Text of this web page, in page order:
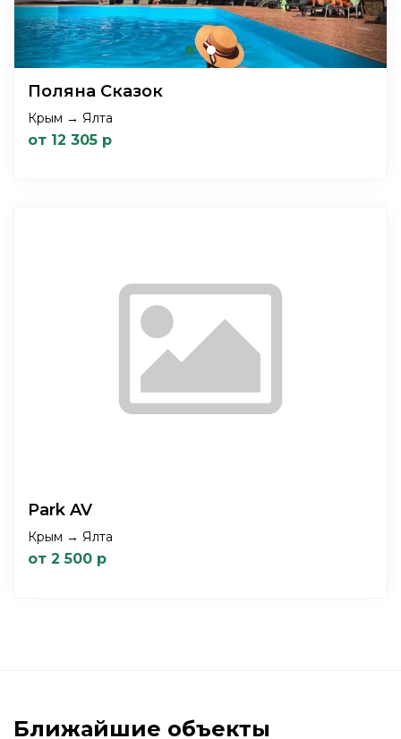
Поляна Сказок
Крым → Ялта
от 12 305 р
Park AV
Крым → Ялта
от 2 500 р
Ближайшие объекты